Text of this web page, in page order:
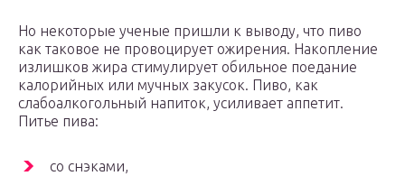
Но некоторые ученые пришли к выводу, что пиво
как таковое не провоцирует ожирения. Накопление
излишков жира стимулирует обильное поедание
калорийных или мучных закусок. Пиво, как
слабоалкогольный напиток, усиливает аппетит.
Питье пива:
со снэками,